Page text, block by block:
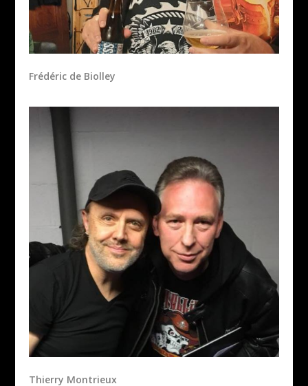
Frédéric de Biolley
Thierry Montrieux